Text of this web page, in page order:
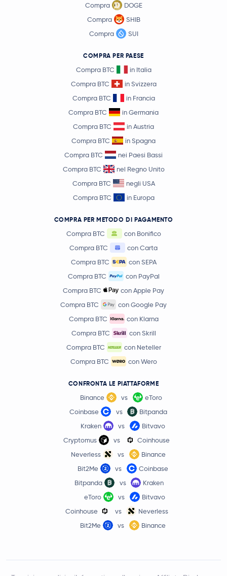
Compra
DOGE
Compra
SHIB
Compra
SUI
COMPRA PER PAESE
Compra BTC
in Italia
Compra BTC
in Svizzera
Compra BTC
in Francia
Compra BTC
in Germania
Compra BTC
in Austria
Compra BTC
in Spagna
Compra BTC
nei Paesi Bassi
Compra BTC
nel Regno Unito
Compra BTC
negli USA
Compra BTC
in Europa
COMPRA PER METODO DI PAGAMENTO
Compra BTC
con Bonifico
Compra BTC
con Carta
Compra BTC
con SEPA
Compra BTC
con PayPal
Compra BTC
con Apple Pay
Compra BTC
con Google Pay
Compra BTC
con Klarna
Compra BTC
con Skrill
Compra BTC
con Neteller
Compra BTC
con Wero
CONFRONTA LE PIATTAFORME
Binance vs
eToro
Coinbase
vs
Bitpanda
Kraken
vs
Bitvavo
Cryptomus
vs
Coinhouse
Neverless
vs
Binance
Bit2Me
vs
Coinbase
Bitpanda
vs
Kraken
eToro
vs
Bitvavo
Coinhouse
vs
Neverless
Bit2Me
vs Binance